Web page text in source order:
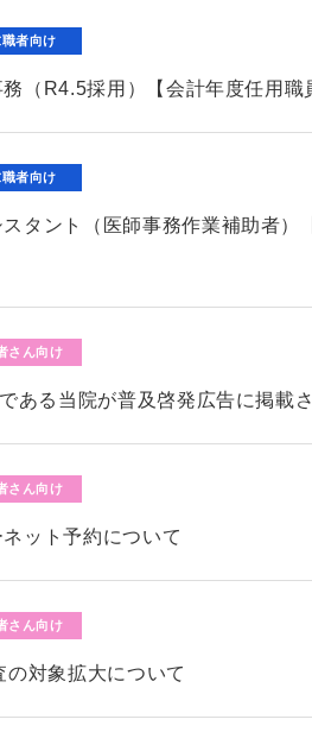
者向け
（R4.5採用）【会計年度任用職
者向け
スタント（医師事務作業補助者
さん向け
ある当院が普及啓発広告に掲載
さん向け
ット予約について
さん向け
の対象拡大について